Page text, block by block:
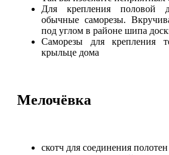
Для крепления половой
обычные саморезы.
под углом в районе шипа
Саморезы для крепления
крыльце дома
Мелочёвка
скотч для соединения